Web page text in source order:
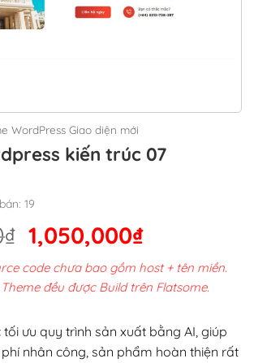
WordPress Giao diện mới
kiến trúc 07
19
₫ Giá
gốc
là:
2,800,000₫.
1,050,000₫Giá
hiện
tại
code chưa bao gồm host + tên miền.
đều được Build trên Flatsome.
ưu quy trình sản xuất bằng AI, giúp
nhân công, sản phẩm hoàn thiện rất